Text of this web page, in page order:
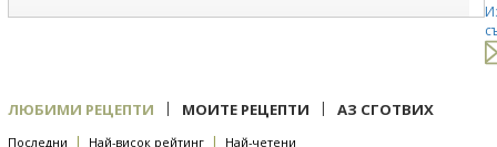
ЛЮБИМИ РЕЦЕПТИ | МОИТЕ РЕЦЕПТИ | АЗ СГОТВИХ
Последни | Най-висок рейтинг | Най-четени